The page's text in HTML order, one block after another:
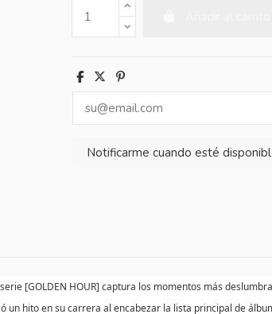
[GOLDEN HOUR] captura los momentos más
un hito en su carrera al encabezar la lista principal de